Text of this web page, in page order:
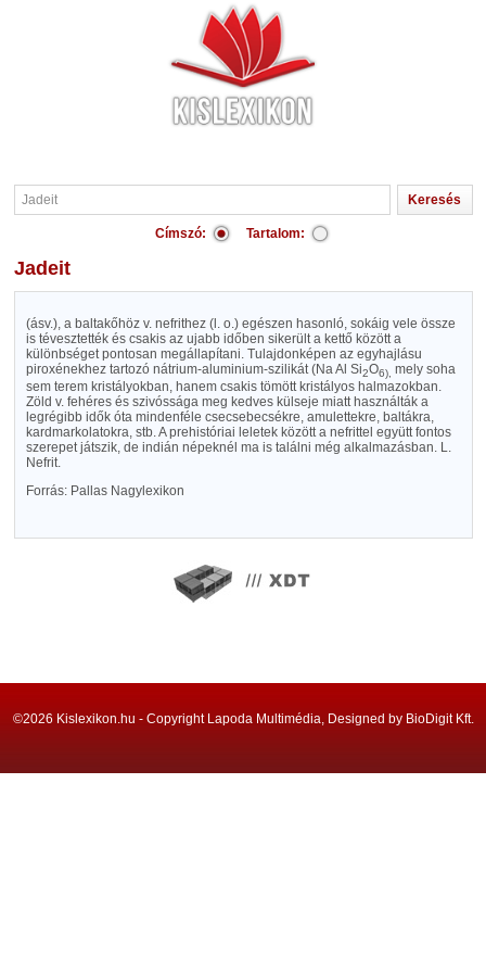
Címszó: Tartalom:
Jadeit
(ásv.), a baltakőhöz v. nefrithez (l. o.) egészen hasonló, sokáig vele össze
is tévesztették és csakis az ujabb időben sikerült a kettő között a
különbséget pontosan megállapítani. Tulajdonképen az egyhajlásu
piroxénekhez tartozó nátrium-aluminium-szilikát (Na Al Si2O6), mely soha
sem terem kristályokban, hanem csakis tömött kristályos halmazokban.
Zöld v. fehéres és szivóssága meg kedves külseje miatt használták a
legrégibb idők óta mindenféle csecsebecsékre, amulettekre, baltákra,
kardmarkolatokra, stb. A prehistóriai leletek között a nefrittel együtt fontos
szerepet játszik, de indián népeknél ma is találni még alkalmazásban. L.
Nefrit.
Forrás: Pallas Nagylexikon
©2026 Kislexikon.hu - Copyright Lapoda Multimédia, Designed by BioDigit Kft.